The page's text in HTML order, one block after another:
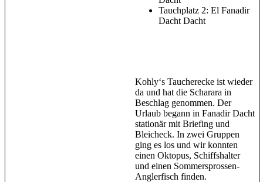
Tauchplatz 2: El Fanadir
Dacht Dacht
Kohly‘s Taucherecke ist wieder
da und hat die Scharara in
Beschlag genommen. Der
Urlaub begann in Fanadir Dacht
stationär mit Briefing und
Bleicheck. In zwei Gruppen
ging es los und wir konnten
einen Oktopus, Schiffshalter
und einen Sommersprossen-
Anglerfisch finden.